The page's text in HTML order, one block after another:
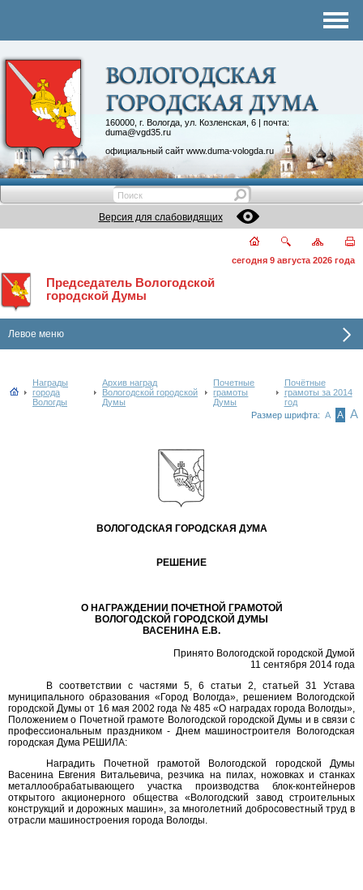
160000, г. Вологда, ул. Козленская, 6 | почта:
duma@vgd35.ru
официальный сайт www.duma-vologda.ru
Контакты
Депутатские объединения
Версия для слабовидящих
сегодня 9 августа 2026 года
Председатель Вологодской
городской Думы
Левое меню
Награды
города
Вологды
Архив наград
Вологодской городской
Думы
Почетные
грамоты
Думы
Почётные
грамоты за 2014
год
Размер шрифта: А А А
ВОЛОГОДСКАЯ ГОРОДСКАЯ ДУМА
РЕШЕНИЕ
О НАГРАЖДЕНИИ ПОЧЕТНОЙ ГРАМОТОЙ
ВОЛОГОДСКОЙ ГОРОДСКОЙ ДУМЫ
ВАСЕНИНА Е.В.
Принято Вологодской городской Думой
11 сентября 2014 года
В соответствии с частями 5, 6 статьи 2, статьей 31 Устава
муниципального образования «Город Вологда», решением Вологодской
городской Думы от 16 мая 2002 года № 485 «О наградах города Вологды»,
Положением о Почетной грамоте Вологодской городской Думы и в связи с
профессиональным праздником - Днем машиностроителя Вологодская
городская Дума РЕШИЛА:
Наградить Почетной грамотой Вологодской городской Думы
Васенина Евгения Витальевича, резчика на пилах, ножовках и станках
металлообрабатывающего участка производства блок-контейнеров
открытого акционерного общества «Вологодский завод строительных
конструкций и дорожных машин», за многолетний добросовестный труд в
отрасли машиностроения города Вологды.